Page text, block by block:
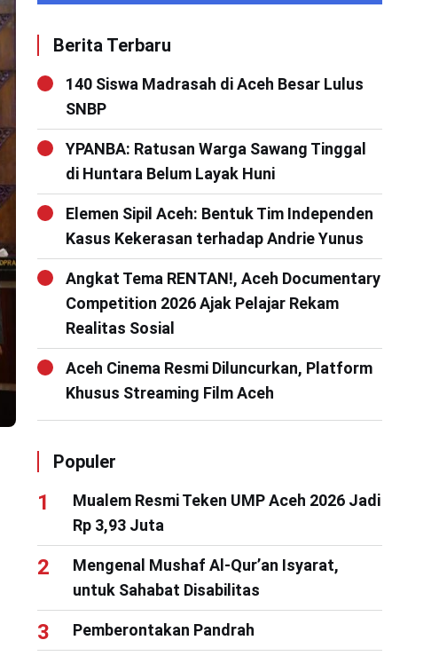
Berita Terbaru
140 Siswa Madrasah di Aceh Besar Lulus
SNBP
YPANBA: Ratusan Warga Sawang Tinggal
di Huntara Belum Layak Huni
Elemen Sipil Aceh: Bentuk Tim Independen
Kasus Kekerasan terhadap Andrie Yunus
Angkat Tema RENTAN!, Aceh Documentary
Competition 2026 Ajak Pelajar Rekam
Realitas Sosial
Aceh Cinema Resmi Diluncurkan, Platform
Khusus Streaming Film Aceh
Populer
Mualem Resmi Teken UMP Aceh 2026 Jadi
Rp 3,93 Juta
Mengenal Mushaf Al-Qur’an Isyarat,
untuk Sahabat Disabilitas
Pemberontakan Pandrah